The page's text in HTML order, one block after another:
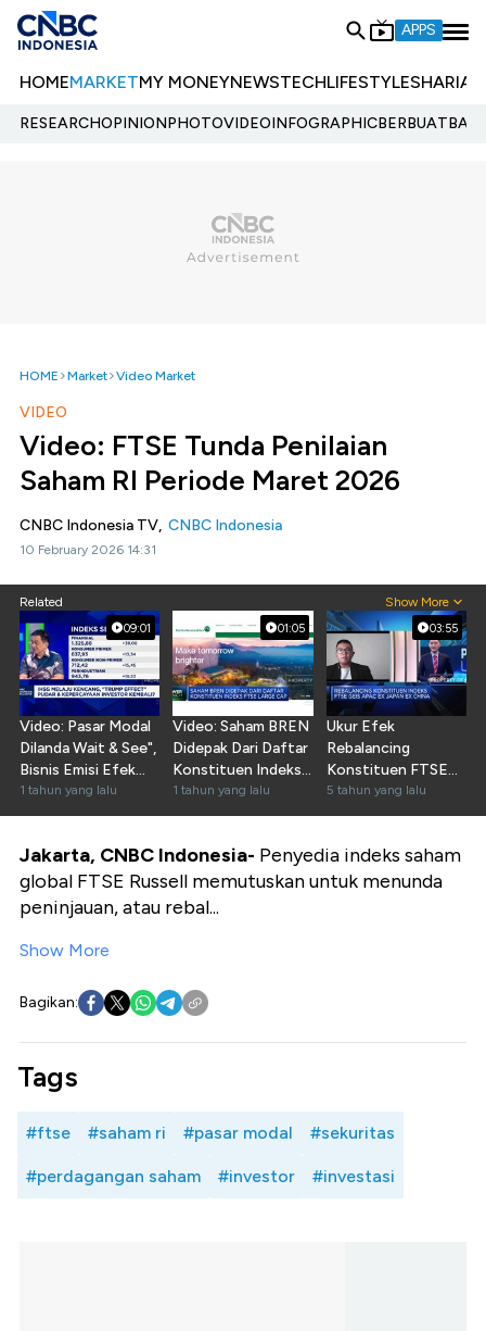
APPS
HOMEMARKETMY MONEYNEWSTECHLIFESTYLESHARIA
RESEARCHOPINIONPHOTOVIDEOINFOGRAPHIC
HOME Market Video Market
VIDEO
Video: FTSE Tunda Penilaian
Saham RI Periode Maret 2026
CNBC Indonesia TV, CNBC Indonesia
10 February 2026 14:31
Related Show More
09:01
Video: Pasar Modal
Dilanda Wait & See",
Bisnis Emisi Efek
Apa Kabar?
1 tahun yang lalu
01:05
Video: Saham BREN
Didepak Dari Daftar
Konstituen Indeks
FTSE Large Cap
1 tahun yang lalu
03:55
Ukur Efek
Rebalancing
Konstituen FTSE
GEIS, Ini Saran
Analis
5 tahun yang lalu
Jakarta, CNBC Indonesia- Penyedia indeks saham
global FTSE Russell memutuskan untuk menunda
peninjauan, atau rebal...
Show More
Bagikan:
Tags
#ftse #saham ri #pasar modal #sekuritas
#perdagangan saham #investor #investasi